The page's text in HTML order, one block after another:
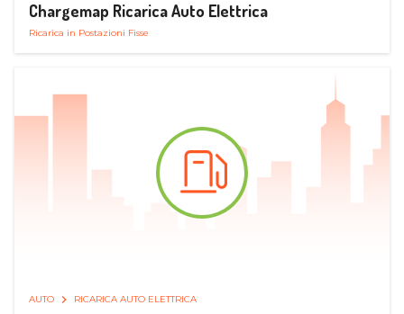
Chargemap Ricarica Auto Elettrica
Ricarica in Postazioni Fisse
AUTO RICARICA AUTO ELETTRICA